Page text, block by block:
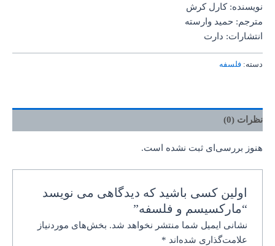
نویسنده: کارل کرش
مترجم: حمید وارسته
انتشارات: دارت
دسته: فلسفه
نظرات (0)
هنوز بررسی‌ای ثبت نشده است.
اولین کسی باشید که دیدگاهی می نویسد
“مارکسیسم و فلسفه”
نشانی ایمیل شما منتشر نخواهد شد. بخش‌های موردنیاز
علامت‌گذاری شده‌اند *